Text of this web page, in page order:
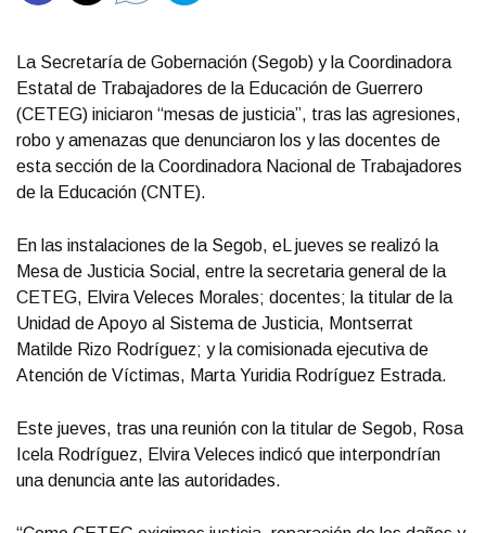
La Secretaría de Gobernación (Segob) y la Coordinadora
Estatal de Trabajadores de la Educación de Guerrero
(CETEG) iniciaron “mesas de justicia”, tras las agresiones,
robo y amenazas que denunciaron los y las docentes de
esta sección de la Coordinadora Nacional de Trabajadores
de la Educación (CNTE).
En las instalaciones de la Segob, eL jueves se realizó la
Mesa de Justicia Social, entre la secretaria general de la
CETEG, Elvira Veleces Morales; docentes; la titular de la
Unidad de Apoyo al Sistema de Justicia, Montserrat
Matilde Rizo Rodríguez; y la comisionada ejecutiva de
Atención de Víctimas, Marta Yuridia Rodríguez Estrada.
Este jueves, tras una reunión con la titular de Segob, Rosa
Icela Rodríguez, Elvira Veleces indicó que interpondrían
una denuncia ante las autoridades.